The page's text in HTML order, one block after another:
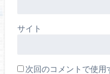
サイト
次回のコメントで使用